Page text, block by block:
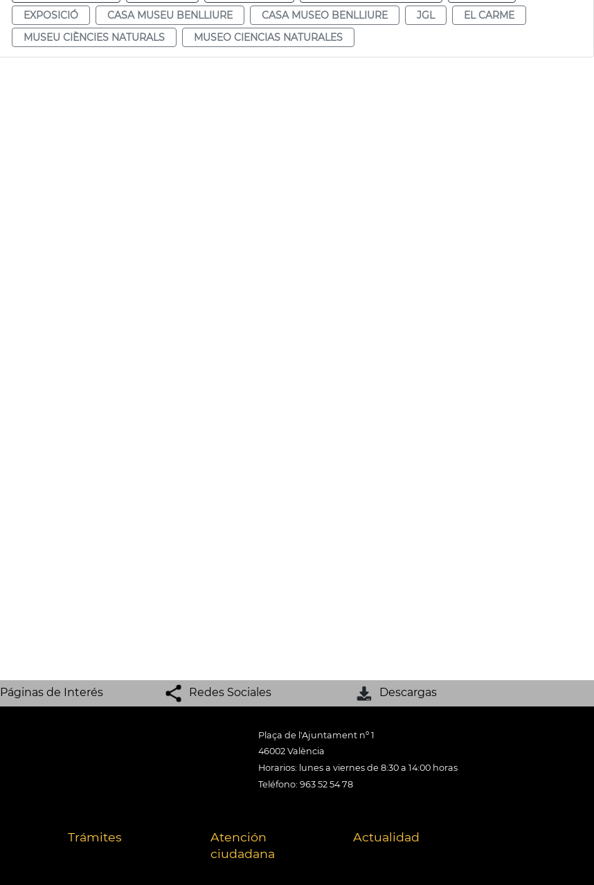
EXPOSICIÓ
CASA MUSEU BENLLIURE CASA MUSEO BENLLIURE JGL
EL CARME
MUSEU CIÈNCIES NATURALS
MUSEO CIENCIAS NATURALES
Páginas de Interés Redes Sociales Descargas
Plaça de l'Ajuntament nº 1
46002 València
Horarios: lunes a viernes de 8:30 a 14:00 horas
Teléfono: 963 52 54 78
Trámites
Atención
ciudadana
Actualidad